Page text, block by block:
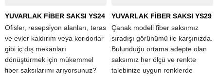
YUVARLAK FİBER SAKSI YS24
Ofisler, resepsiyon alanları, teras
ve evler kaldırım veya koridorlar
gibi iç dış mekanları
dönüştürmek için mükemmel
fiber saksılarımı arıyorsunuz?
YUVARLAK FİBER SAKSI YS29
Çanak modeli fiber saksımız
sıradışı görünümü ile karşınızda.
Bulunduğu ortama adepte olan
saksımız her ölçü ve renkte
talebinize uygun renklerde